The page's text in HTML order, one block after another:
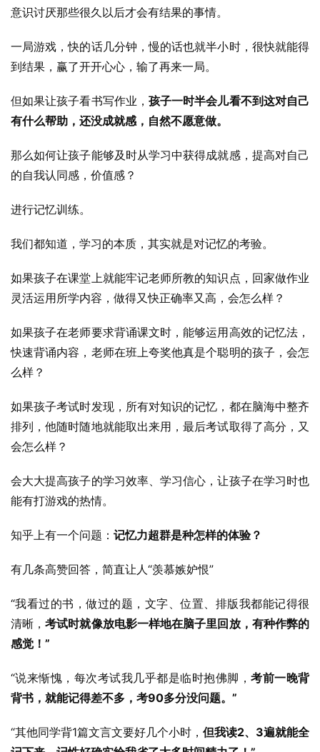
意识讨厌那些很久以后才会有结果的事情。
一局游戏，快的话几分钟，慢的话也就半小时，很快就能得
到结果，赢了开开心心，输了再来一局。
但如果让孩子看书写作业， 孩子一时半会儿看不到这对自己
有什么帮助，还没成就感，自然不愿意做。
那么如何让孩子能够及时从学习中获得成就感，提高对自己
的自我认同感，价值感？
进行记忆训练。
我们都知道，学习的本质，其实就是对记忆的考验。
如果孩子在课堂上就能牢记老师所教的知识点，回家做作业
灵活运用所学内容，做得又快正确率又高，会怎么样？
如果孩子在老师要求背诵课文时，能够运用高效的记忆法，
快速背诵内容，老师在班上夸奖他真是个聪明的孩子，会怎
么样？
如果孩子考试时发现，所有对知识的记忆，都在脑海中整齐
排列，他随时随地就能取出来用，最后考试取得了高分，又
会怎么样？
会大大提高孩子的学习效率、学习信心，让孩子在学习时也
能有打游戏的热情。
知乎上有一个问题： 记忆力超群是种怎样的体验？
有几条高赞回答，简直让人“羡慕嫉妒恨”
“我看过的书，做过的题，文字、位置、排版我都能记得很
清晰，考试时就像放电影一样地在脑子里回放，有种作弊的
感觉！”
“说来惭愧，每次考试我几乎都是临时抱佛脚，考前一晚背
背书，就能记得差不多，考90多分没问题。”
“其他同学背1篇文言文要好几个小时， 但我读2、3遍就能全